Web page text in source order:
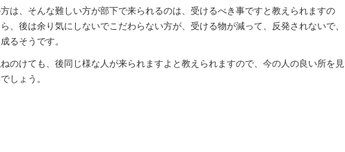
は、そんな難しい方が部下で来られるのは、受けるべき事ですと教えられますの
、後は余り気にしないでこだわらない方が、受ける物が減って、反発されないで、
るそうです。
のけても、後同じ様な人が来られますよと教えられますので、今の人の良い所を見
しょう。